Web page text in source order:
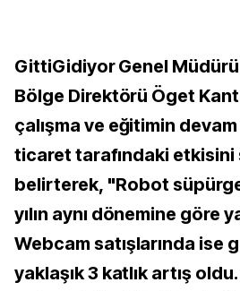
GittiGidiyor Genel Müdürü ve eBay MENA
Bölge Direktörü Öget
çalışma ve eğitimin
ticaret tarafındaki etkisini
belirterek, "Robot süpürge
yılın aynı dönemine göre
Webcam satışlarında ise
yaklaşık 3 katlık artış